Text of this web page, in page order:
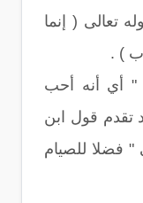
تعالى ( إنما
) .
" أي أنه أحب
تقدم قول ابن
" فضلا للصيام